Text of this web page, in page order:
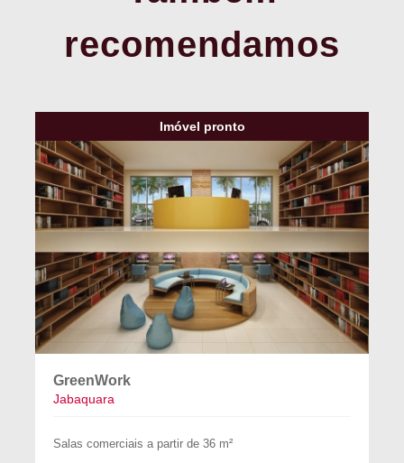
recomendamos
Imóvel pronto
GreenWork
Jabaquara
Salas comerciais a partir de 36 m²